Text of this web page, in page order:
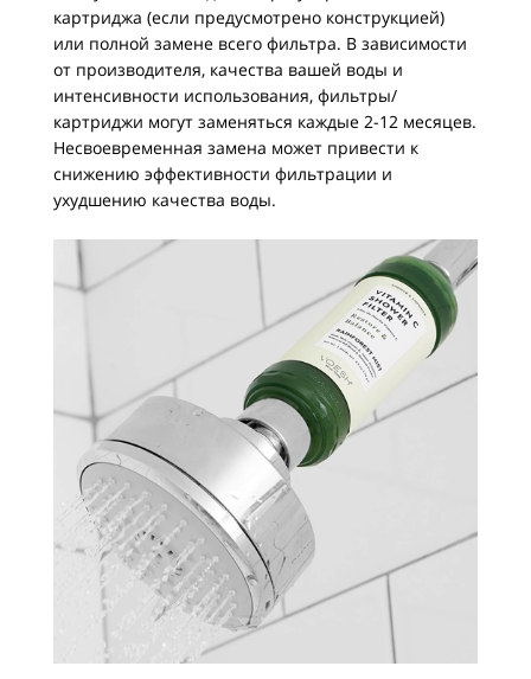
картриджа (если предусмотрено конструкцией)
или полной замене всего фильтра. В зависимости
от производителя, качества вашей воды и
интенсивности использования, фильтры/
картриджи могут заменяться каждые 2-12 месяцев.
Несвоевременная замена может привести к
снижению эффективности фильтрации и
ухудшению качества воды.